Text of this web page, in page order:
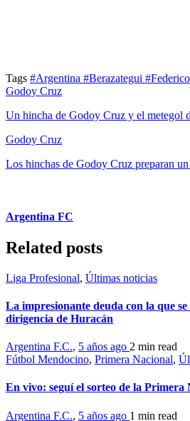
Tags #Argentina #Berazategui
Godoy Cruz
Un hincha de Godoy Cruz y el metegol
Godoy Cruz
Los hinchas de Godoy Cruz preparan
Argentina FC
Related posts
Liga Profesional, Últimas noticias
La impresionante deuda con la que
dirigencia de Huracán
Argentina F.C., 5 años ago 2 min read
Fútbol Mendocino, Primera Nacional,
En vivo: seguí el sorteo de la Primera
Argentina F.C., 5 años ago 1 min read